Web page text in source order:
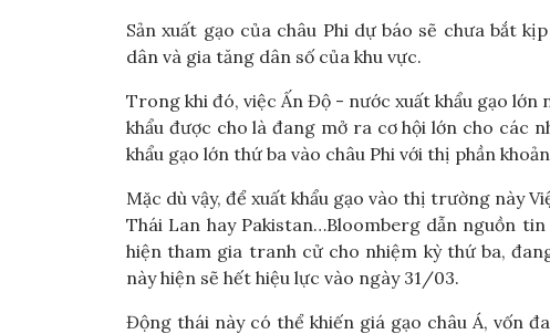
Sản xuất gạo của châu Phi dự báo sẽ chưa bắt
dân và gia tăng dân số của khu vực.
Trong khi đó, việc Ấn Độ - nước xuất khẩu gạo lớn
khẩu được cho là đang mở ra cơ hội lớn cho các
khẩu gạo lớn thứ ba vào châu Phi với thị phần
Mặc dù vậy, để xuất khẩu gạo vào thị trường này
Thái Lan hay Pakistan…Bloomberg dẫn nguồn
hiện tham gia tranh cử cho nhiệm kỳ thứ ba,
này hiện sẽ hết hiệu lực vào ngày 31/03.
Động thái này có thể khiến giá gạo châu Á, vốn